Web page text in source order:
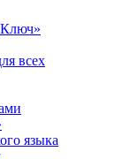
всех
языка